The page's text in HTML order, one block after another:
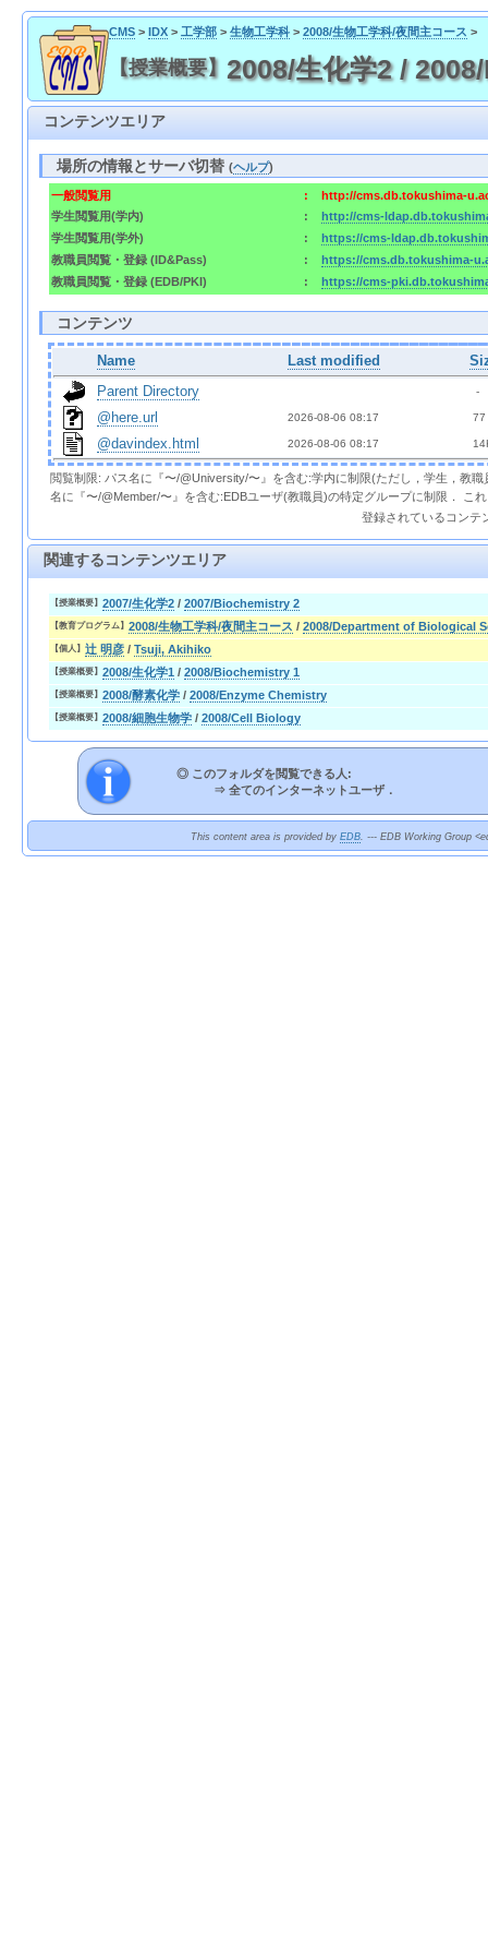
CMS> IDX> 工学部> 生物工学科> 2008/生物工学科/夜間主コース >
【授業概要】 2008/生化学2 /
コンテンツエリア
場所の情報とサーバ切替(ヘルプ)
一般閲覧用 :
http://cms.db.tokushima-
学生閲覧用(学内)
:
http://cms-
学生閲覧用(学外)
:
https://cms-
教職員閲覧・登録 (ID&Pass)
:
https://cms.db.tokushima-
教職員閲覧・登録 (EDB/PKI)
: https://cms-
コンテンツ
Name Last modified
Parent Directory
  -
@here.url 2026-08-06 08:17 77
@davindex.html 2026-08-06 08:17
閲覧制限: パス名に『〜/@University/〜』を含む:学内に制限(ただし，学生，教
名に『〜/@Member/〜』を含む:EDBユーザ(教職員)の特定グループに制限． こ
登録されているコンテ
関連するコンテンツエリア
【授業概要】 2007/生化学2 / 2007/Biochemistry 2
【教育プログラム】 2008/生物工学科/夜間主コース / 2008/Department of Biological
【個人】 辻 明彦 / Tsuji, Akihiko
【授業概要】 2008/生化学1 / 2008/Biochemistry 1
【授業概要】 2008/酵素化学 / 2008/Enzyme Chemistry
【授業概要】 2008/細胞生物学 / 2008/Cell Biology
◎ このフォルダを閲覧できる人:
⇒ 全てのインターネットユーザ．
This content area is provided by EDB. --- EDB Working Group